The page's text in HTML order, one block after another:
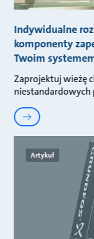
Indywidualne
komponenty
Twoim
Zaprojektuj wieżę
niestandardowych
Artykuł